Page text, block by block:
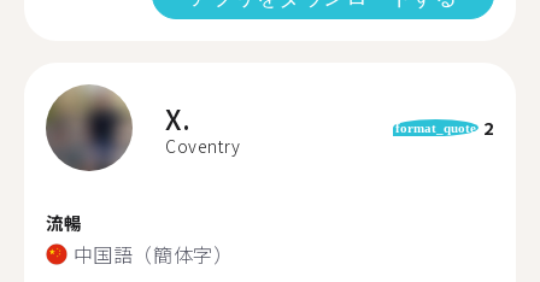
X.
Coventry
format_quote 2
流暢
中国語（簡体字）